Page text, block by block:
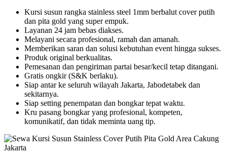
Kursi susun rangka stainless steel 1mm berbalut cover putih
dan pita gold yang super empuk.
Layanan 24 jam bebas diakses.
Melayani secara profesional, ramah dan amanah.
Memberikan saran dan solusi kebutuhan event hingga sukses.
Produk original berkualitas.
Pemesanan dan pengiriman partai besar/kecil tetap ditangani.
Gratis ongkir (S&K berlaku).
Siap antar ke seluruh wilayah Jakarta, Jabodetabek dan
sekitarnya.
Siap setting penempatan dan bongkar tepat waktu.
Kru pasang bongkar yang profesional, kompeten,
komunikatif, dan tidak meminta uang tip.